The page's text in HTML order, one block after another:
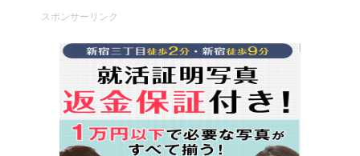
スポンサーリンク